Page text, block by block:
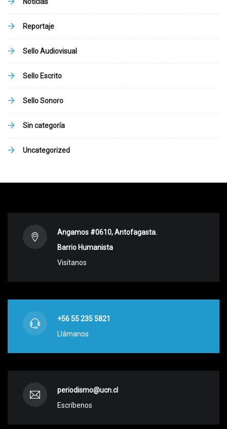
Reportaje
Sello Audiovisual
Sello Escrito
Sello Sonoro
Sin categoría
Uncategorized
Angamos #0610, Antofagasta.
Barrio Humanista
Visítanos
+56 55 235 5821
Llámanos
periodismo@ucn.cl
Escríbenos